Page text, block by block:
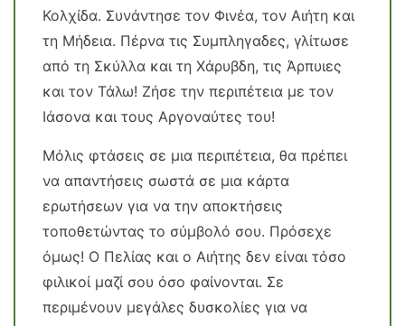
Κολχίδα. Συνάντησε τον Φινέα, τον Αιήτη και
τη Μήδεια. Πέρνα τις Συμπληγαδες, γλίτωσε
από τη Σκύλλα και τη Χάρυβδη, τις Άρπυιες
και τον Τάλω! Ζήσε την περιπέτεια με τον
Ιάσονα και τους Αργοναύτες του!
Μόλις φτάσεις σε μια περιπέτεια, θα πρέπει
να απαντήσεις σωστά σε μια κάρτα
ερωτήσεων για να την αποκτήσεις
τοποθετώντας το σύμβολό σου. Πρόσεχε
όμως! Ο Πελίας και ο Αιήτης δεν είναι τόσο
φιλικοί μαζί σου όσο φαίνονται. Σε
περιμένουν μεγάλες δυσκολίες για να